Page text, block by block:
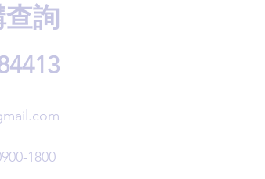
詢
1800